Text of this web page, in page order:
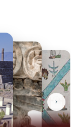
›